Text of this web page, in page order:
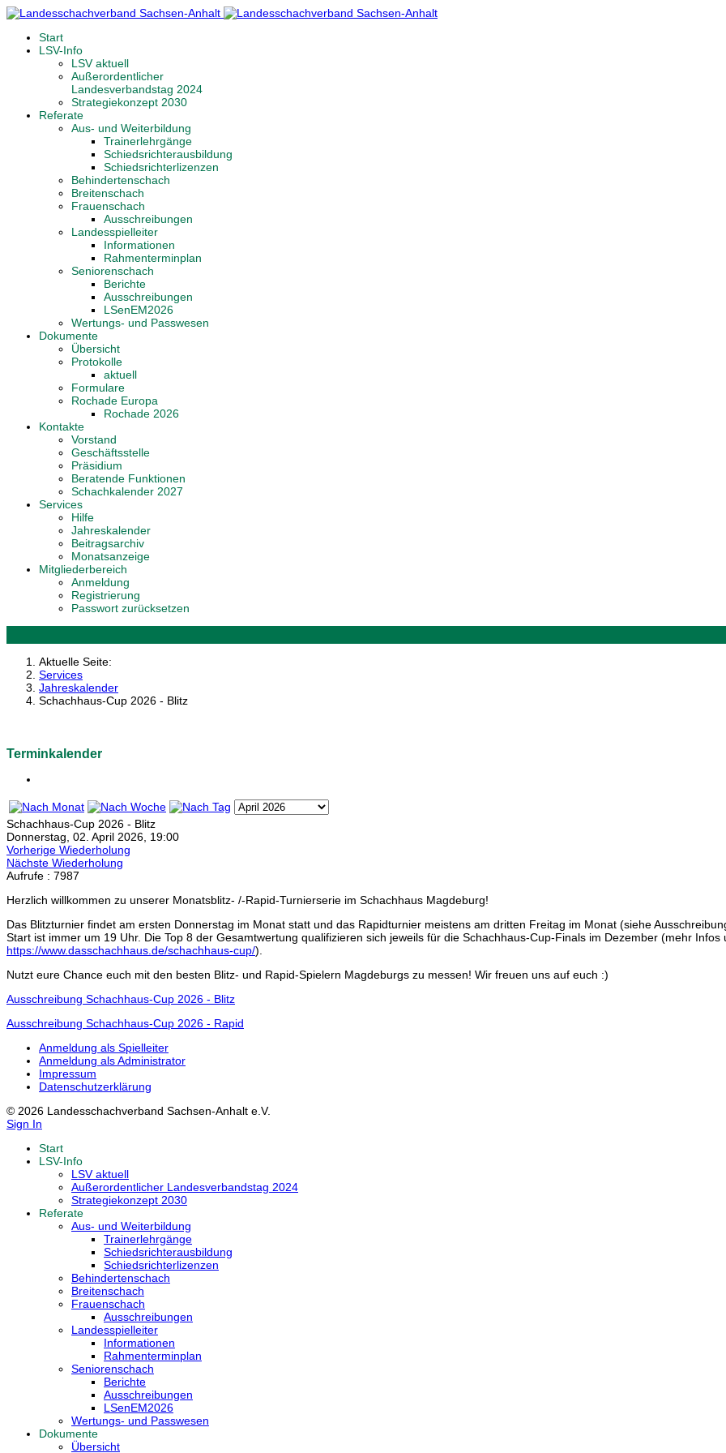
Start
LSV-Info
LSV aktuell
Außerordentlicher
Landesverbandstag 2024
Strategiekonzept 2030
Referate
Aus- und Weiterbildung
Trainerlehrgänge
Schiedsrichterausbildung
Schiedsrichterlizenzen
Behindertenschach
Breitenschach
Frauenschach
Ausschreibungen
Landesspielleiter
Informationen
Rahmenterminplan
Seniorenschach
Berichte
Ausschreibungen
LSenEM2026
Wertungs- und Passwesen
Dokumente
Übersicht
Protokolle
aktuell
Formulare
Rochade Europa
Rochade 2026
Kontakte
Vorstand
Geschäftsstelle
Präsidium
Beratende Funktionen
Schachkalender 2027
Services
Hilfe
Jahreskalender
Beitragsarchiv
Monatsanzeige
Mitgliederbereich
Anmeldung
Registrierung
Passwort zurücksetzen
Aktuelle Seite:
Services
Jahreskalender
Schachhaus-Cup 2026 - Blitz
Terminkalender
Schachhaus-Cup 2026 - Blitz
Donnerstag, 02. April 2026, 19:00
Vorherige Wiederholung
Nächste Wiederholung
Aufrufe : 7987
Herzlich willkommen zu unserer Monatsblitz- /-Rapid-Turnierserie im Schachhaus Magdeburg!
Das Blitzturnier findet am ersten Donnerstag im Monat statt und das Rapidturnier meistens am dritten Freitag im Monat (siehe
Start ist immer um 19 Uhr. Die Top 8 der Gesamtwertung qualifizieren sich jeweils für die Schachhaus-Cup-Finals im Dezember (mehr Infos
https://www.dasschachhaus.de/schachhaus-cup/).
Nutzt eure Chance euch mit den besten Blitz- und Rapid-Spielern Magdeburgs zu messen! Wir freuen uns auf euch :)
Ausschreibung Schachhaus-Cup 2026 - Blitz
Ausschreibung Schachhaus-Cup 2026 - Rapid
Anmeldung als Spielleiter
Anmeldung als Administrator
Impressum
Datenschutzerklärung
© 2026 Landesschachverband Sachsen-Anhalt e.V.
Sign In
Start
LSV-Info
LSV aktuell
Außerordentlicher Landesverbandstag 2024
Strategiekonzept 2030
Referate
Aus- und Weiterbildung
Trainerlehrgänge
Schiedsrichterausbildung
Schiedsrichterlizenzen
Behindertenschach
Breitenschach
Frauenschach
Ausschreibungen
Landesspielleiter
Informationen
Rahmenterminplan
Seniorenschach
Berichte
Ausschreibungen
LSenEM2026
Wertungs- und Passwesen
Dokumente
Übersicht